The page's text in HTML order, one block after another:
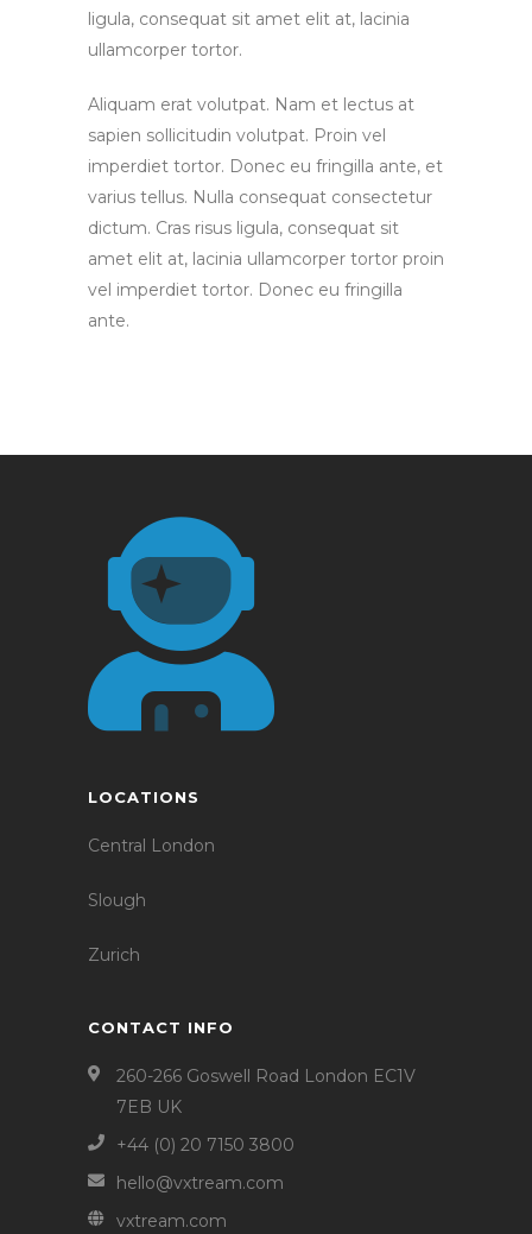
ligula, consequat sit amet elit at, lacinia
ullamcorper tortor.
Aliquam erat volutpat. Nam et lectus at
sapien sollicitudin volutpat. Proin vel
imperdiet tortor. Donec eu fringilla ante, et
varius tellus. Nulla consequat consectetur
dictum. Cras risus ligula, consequat sit
amet elit at, lacinia ullamcorper tortor proin
vel imperdiet tortor. Donec eu fringilla
ante.
LOCATIONS
Central London
Slough
Zurich
CONTACT INFO
260-266 Goswell Road London EC1V
7EB UK
+44 (0) 20 7150 3800
hello@vxtream.com
vxtream.com